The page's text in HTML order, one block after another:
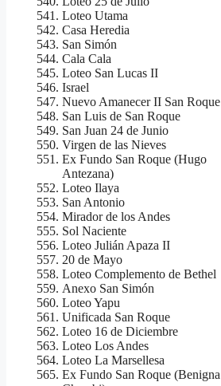
Loteo Utama
Casa Heredia
San Simón
Cala Cala
Loteo San Lucas II
Israel
Nuevo Amanecer II San Roque
San Luis de San Roque
San Juan 24 de Junio
Virgen de las Nieves
Ex Fundo San Roque (Hugo
Antezana)
Loteo Ilaya
San Antonio
Mirador de los Andes
Sol Naciente
Loteo Julián Apaza II
20 de Mayo
Loteo Complemento de Bethel
Anexo San Simón
Loteo Yapu
Unificada San Roque
Loteo 16 de Diciembre
Loteo Los Andes
Loteo La Marsellesa
Ex Fundo San Roque (Benigna